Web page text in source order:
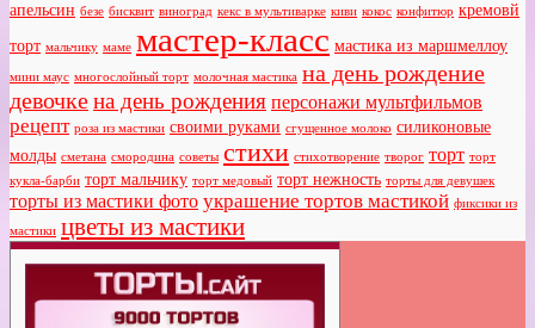
апельсин безе бисквит виноград кекс в мультиварке киви кокос конфитюр кремовй
торт мальчику маме мастер-класс мастика из маршмеллоу
мини маус многослойный торт молочная мастика на день рождение
девочкена день рождения персонажи мультфильмов
рецепт роза из мастики своими руками сгущенное молоко силиконовые
молды сметана смородина советы стихи стихотворение творог торт торт
кукла-барби торт мальчику торт медовый торт нежность торты для девушек
торты из мастики фото украшение тортов мастикой фиксики из
мастики цветы из мастики